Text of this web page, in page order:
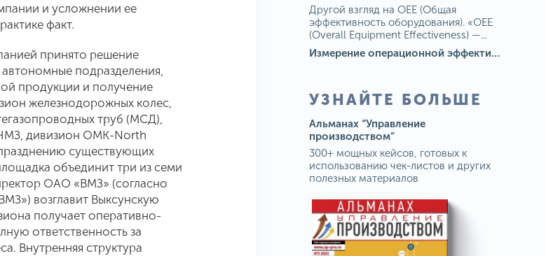
и усложнении ее
факт.
принято решение
подразделения,
продукции и получение
железнодорожных колес,
труб (МСД),
ЧМЗ, дивизион ОМК-North
существующих
объединит три из семи
ОАО «ВМЗ» (согласно
возглавит Выксунскую
получает оперативно-
ответственность за
Внутренняя структура
Другой взгляд на OEE (Общая
эффективность оборудования). «OEE
(Overall Equipment Effectiveness) —...
Измерение операционной эффективности: ключевые показатели для непрерывного совершенствования
УЗНАЙТЕ БОЛЬШЕ
Альманах “Управление
производством”
300+ мощных кейсов, готовых к
использованию чек-листов и других
полезных материалов